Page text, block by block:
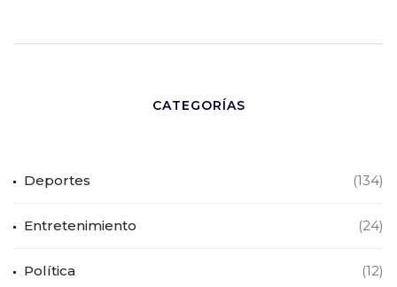
CATEGORÍAS
Deportes (134)
Entretenimiento (24)
Política (12)